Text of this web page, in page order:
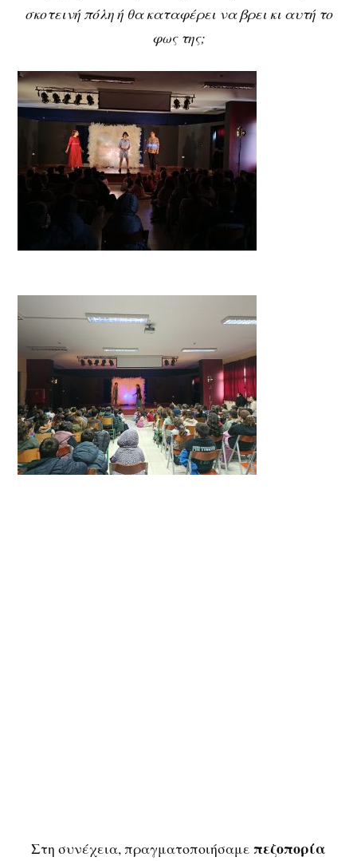
σκοτεινή πόλη ή θα καταφέρει να βρει κι αυτή το
φως της;
Στη συνέχεια, πραγματοποιήσαμε πεζοπορία